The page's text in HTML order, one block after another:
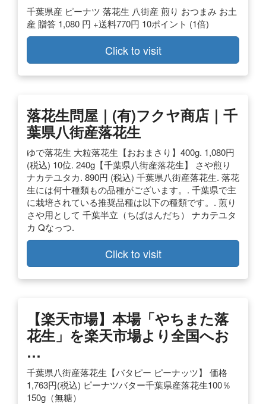
千葉県産 ピーナツ 落花生 八街産 煎り おつまみ お土
産 贈答 1,080 円 +送料770円 10ポイント (1倍)
Click to visit
落花生問屋｜(有)フクヤ商店｜千
葉県八街産落花生
ゆで落花生 大粒落花生【おおまさり】400g. 1,080円
(税込) 10位. 240g【千葉県八街産落花生】 さや煎り
ナカテユタカ. 890円 (税込) 千葉県八街産落花生. 落花
生には何十種類もの品種がございます。. 千葉県で主
に栽培されている推奨品種は以下の種類です。. 煎り
さや用として 千葉半立（ちばはんだち） ナカテユタ
カ Qなっつ.
Click to visit
【楽天市場】本場「やちまた落
花生」を楽天市場より全国へお
…
千葉県八街産落花生【バタピー ピーナッツ】 価格
1,763円(税込) ピーナツバター千葉県産落花生100％
150g（無糖）